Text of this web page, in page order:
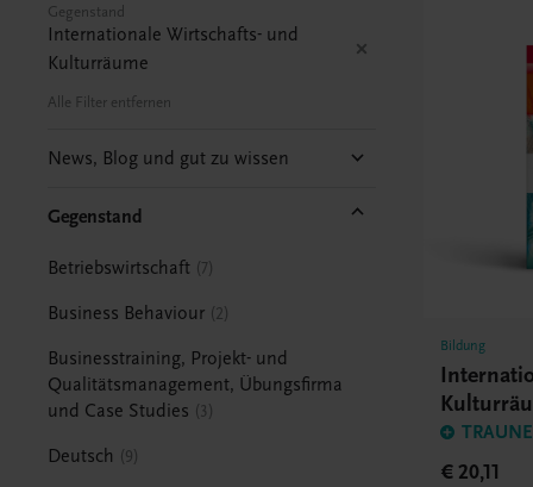
Gegenstand
Internationale Wirtschafts- und
Kulturräume
Alle Filter entfernen
News, Blog und gut zu wissen
Gegenstand
Betriebswirtschaft 7
Business Behaviour 2
Businesstraining, Projekt- und
Qualitätsmanagement, Übungsfirma
und Case Studies
3
Deutsch 9
Bildung
€ 20,11